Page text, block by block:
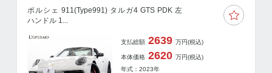
ポルシェ 911(Type991) タルガ4 GTS PDK 左
ハンドル 1...
支払総額 2639 万円(税込)
本体価格 2620 万円(税込)
年式：2023年